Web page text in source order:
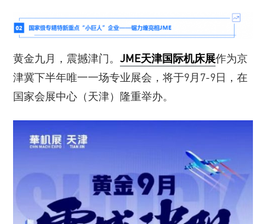
黄金九月，震撼津门。 JME天津国际机床展作为京
津冀下半年唯一一场专业展会，将于9月7-9日，在
国家会展中心（天津）隆重举办。